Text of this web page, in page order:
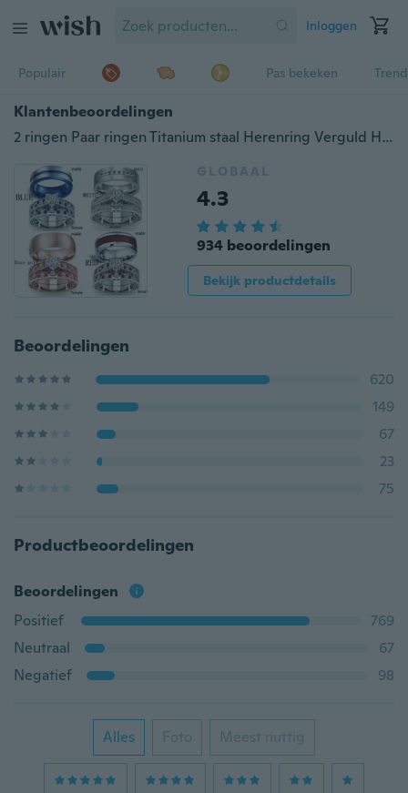
Inloggen
Populair Pas bekeken
Klantenbeoordelingen
2 ringen Paar ringen Titanium staal Herenring Verguld Hart Saffier Zirkoon Dames Trouwring Sets 4 kleuren
GLOBAAL
4.3
934 beoordelingen
Bekijk productdetails
Beoordelingen
620
149
67
23
75
Productbeoordelingen
Beoordelingen
Positief
769
Neutraal
67
Negatief
98
Alles Foto Meest nuttig